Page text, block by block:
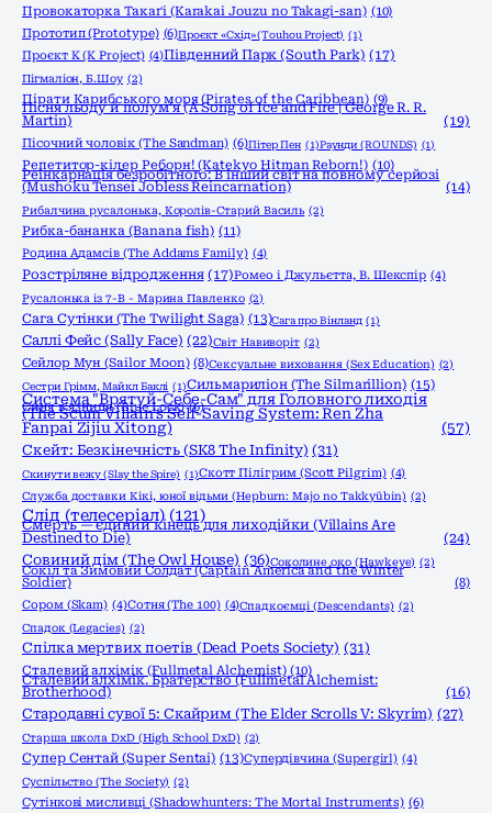
Провокаторка Такаґі (Karakai Jouzu no Takagi-san) (10)
Прототип (Prototype) (6)Проєкт «Схід» (Touhou Project) (1)
Проєкт К (K Project) (4)Південний Парк (South Park) (17)
Пігмаліон, Б.Шоу (2)
Пірати Карибського моря (Pirates of the Caribbean) (9)
Пісня льоду й полум'я (A Song of Ice and Fire | George R. R.
Martin)
(19)
Пісочний чоловік (The Sandman) (6)Пітер Пен (1)Раунди (ROUNDS) (1)
Репетитор-кілер Реборн! (Katekyo Hitman Reborn!) (10)
Реінкарнація безробітного: В інший світ на повному серйозі
(Mushoku Tensei Jobless Reincarnation) (14)
Рибалчина русалонька, Королів-Старий Василь (2)
Рибка-бананка (Banana fish) (11)
Родина Адамсів (The Addams Family) (4)
Розстріляне відродження (17)Ромео і Джульєтта, В. Шекспір (4)
Русалонька із 7-В - Марина Павленко (2)
Сага Сутінки (The Twilight Saga) (13)Сага про Вінланд (1)
Саллі Фейс (Sally Face) (22)Світ Навиворіт (2)
Сейлор Мун (Sailor Moon) (8)Сексуальне виховання (Sex Education) (2)
Сестри Грімм, Майкл Баклі (1)Сильмариліон (The Silmarillion) (15)
Синя в'язниця (Blue Lock) (6)
Система "Врятуй-Себе-Сам" для Головного лиходія
(The Scum Villain's Self-Saving System: Ren Zha
Fanpai Zijiu Xitong)
(57)
Скейт: Безкінечність (SK8 The Infinity) (31)
Скинути вежу (Slay the Spire) (1)Скотт Пілігрим (Scott Pilgrim) (4)
Служба доставки Кікі, юної відьми (Hepburn: Majo no Takkyūbin) (2)
Слід (телесеріал) (121)
Смерть — єдиний кінець для лиходійки (Villains Are
Destined to Die)
(24)
Совиний дім (The Owl House) (36)Соколине око (Hawkeye) (2)
Сокіл та Зимовий Солдат (Captain America and the Winter
Soldier)
(8)
Сором (Skam) (4)Сотня (The 100) (4)Спадкоємці (Descendants) (2)
Спадок (Legacies) (2)
Спілка мертвих поетів (Dead Poets Society) (31)
Сталевий алхімік (Fullmetal Alchemist) (10)
Сталевий алхімік. Братерство (Fullmetal Alchemist:
Brotherhood) (16)
Стародавні сувої 5: Скайрим (The Elder Scrolls V: Skyrim) (27)
Старша школа DxD (High School DxD) (2)
Супер Сентай (Super Sentai) (13)Супердівчина (Supergirl) (4)
Суспільство (The Society) (2)
Сутінкові мисливці (Shadowhunters: The Mortal Instruments) (6)